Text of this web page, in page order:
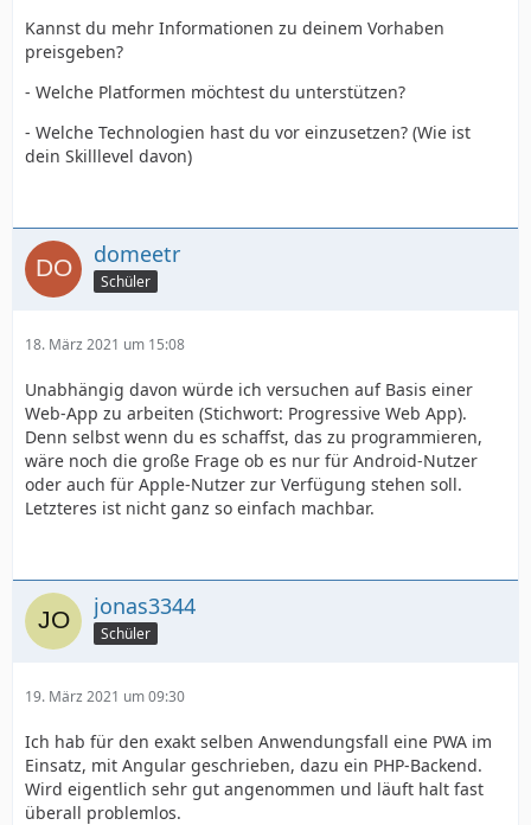
Kannst du mehr Informationen zu deinem Vorhaben
preisgeben?
- Welche Platformen möchtest du unterstützen?
- Welche Technologien hast du vor einzusetzen? (Wie ist
dein Skilllevel davon)
domeetr
Schüler
18. März 2021 um 15:08
Unabhängig davon würde ich versuchen auf Basis einer
Web-App zu arbeiten (Stichwort: Progressive Web App).
Denn selbst wenn du es schaffst, das zu programmieren,
wäre noch die große Frage ob es nur für Android-Nutzer
oder auch für Apple-Nutzer zur Verfügung stehen soll.
Letzteres ist nicht ganz so einfach machbar.
jonas3344
Schüler
19. März 2021 um 09:30
Ich hab für den exakt selben Anwendungsfall eine PWA im
Einsatz, mit Angular geschrieben, dazu ein PHP-Backend.
Wird eigentlich sehr gut angenommen und läuft halt fast
überall problemlos.